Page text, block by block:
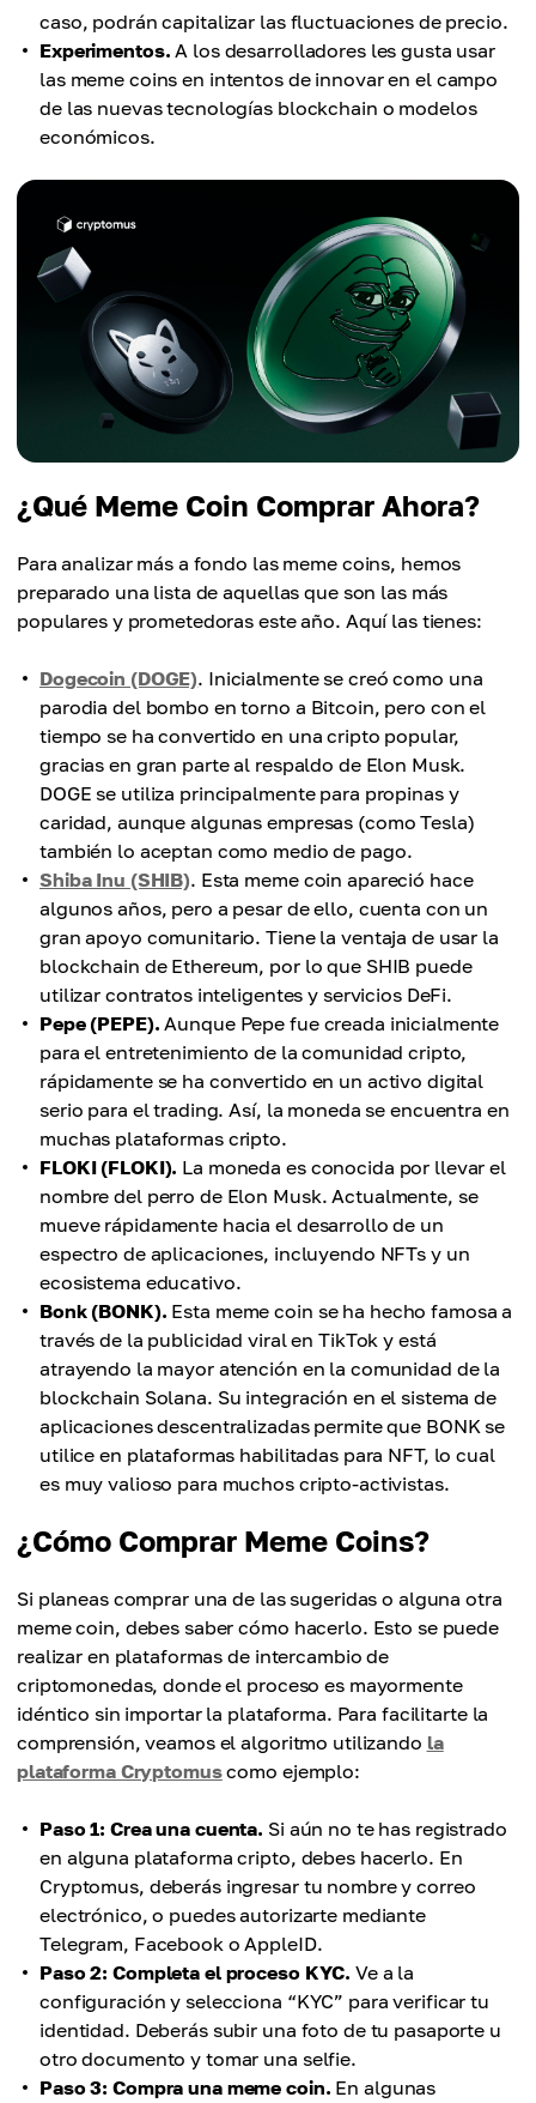
caso, podrán capitalizar las fluctuaciones de precio.
Experimentos. A los desarrolladores les gusta usar
las meme coins en intentos de innovar en el campo
de las nuevas tecnologías blockchain o modelos
económicos.
¿Qué Meme Coin Comprar Ahora?
Para analizar más a fondo las meme coins, hemos
preparado una lista de aquellas que son las más
populares y prometedoras este año. Aquí las tienes:
Dogecoin (DOGE). Inicialmente se creó como una
parodia del bombo en torno a Bitcoin, pero con el
tiempo se ha convertido en una cripto popular,
gracias en gran parte al respaldo de Elon Musk.
DOGE se utiliza principalmente para propinas y
caridad, aunque algunas empresas (como Tesla)
también lo aceptan como medio de pago.
Shiba Inu (SHIB). Esta meme coin apareció hace
algunos años, pero a pesar de ello, cuenta con un
gran apoyo comunitario. Tiene la ventaja de usar la
blockchain de Ethereum, por lo que SHIB puede
utilizar contratos inteligentes y servicios DeFi.
Pepe (PEPE). Aunque Pepe fue creada inicialmente
para el entretenimiento de la comunidad cripto,
rápidamente se ha convertido en un activo digital
serio para el trading. Así, la moneda se encuentra en
muchas plataformas cripto.
FLOKI (FLOKI). La moneda es conocida por llevar el
nombre del perro de Elon Musk. Actualmente, se
mueve rápidamente hacia el desarrollo de un
espectro de aplicaciones, incluyendo NFTs y un
ecosistema educativo.
Bonk (BONK). Esta meme coin se ha hecho famosa a
través de la publicidad viral en TikTok y está
atrayendo la mayor atención en la comunidad de la
blockchain Solana. Su integración en el sistema de
aplicaciones descentralizadas permite que BONK se
utilice en plataformas habilitadas para NFT, lo cual
es muy valioso para muchos cripto-activistas.
¿Cómo Comprar Meme Coins?
Si planeas comprar una de las sugeridas o alguna otra
meme coin, debes saber cómo hacerlo. Esto se puede
realizar en plataformas de intercambio de
criptomonedas, donde el proceso es mayormente
idéntico sin importar la plataforma. Para facilitarte la
comprensión, veamos el algoritmo utilizando la
plataforma Cryptomuscomo ejemplo:
Paso 1: Crea una cuenta. Si aún no te has registrado
en alguna plataforma cripto, debes hacerlo. En
Cryptomus, deberás ingresar tu nombre y correo
electrónico, o puedes autorizarte mediante
Telegram, Facebook o AppleID.
Paso 2: Completa el proceso KYC. Ve a la
configuración y selecciona “KYC” para verificar tu
identidad. Deberás subir una foto de tu pasaporte u
otro documento y tomar una selfie.
Paso 3: Compra una meme coin. En algunas